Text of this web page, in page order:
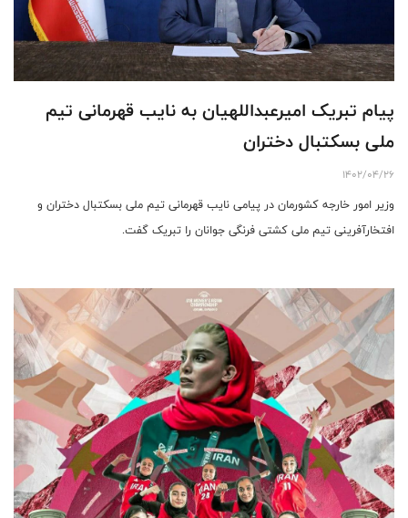
پیام تبریک امیرعبداللهیان به نایب قهرمانی تیم
ملی بسکتبال دختران
1402/04/26
وزیر امور خارجه کشورمان در پیامی نایب قهرمانی تیم ملی بسکتبال دختران و
افتخارآفرینی تیم ملی کشتی فرنگی جوانان را تبریک گفت.